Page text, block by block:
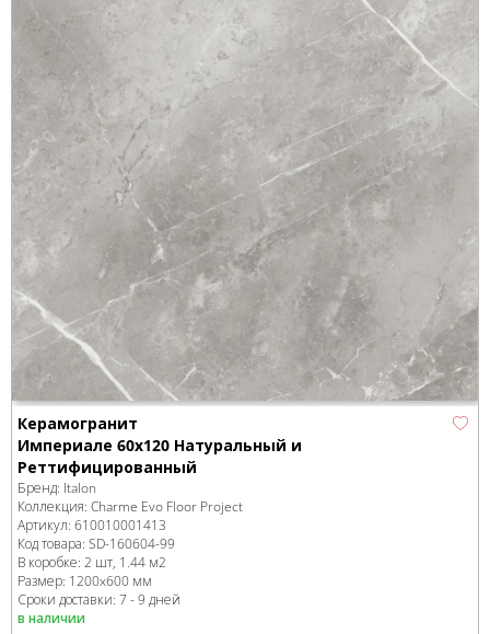
Керамогранит
Империале 60x120 Натуральный и
Реттифицированный
Бренд: Italon
Коллекция: Charme Evo Floor Project
Артикул: 610010001413
Код товара: SD-160604-99
В коробке: 2 шт, 1.44 м2
Размер: 1200x600 мм
Сроки доставки: 7 - 9 дней
в наличии